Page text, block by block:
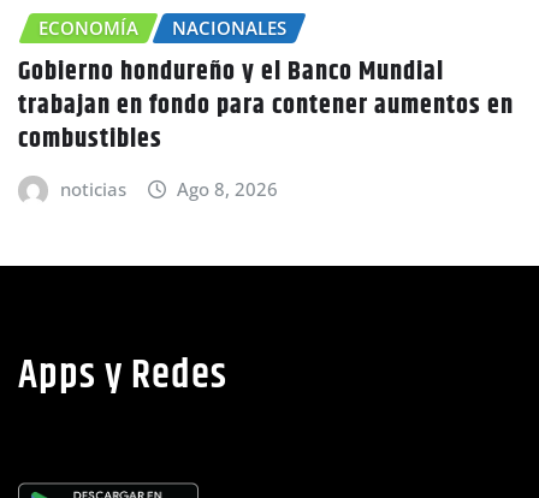
NACIONALES
hondureño y el Banco Mundial
en fondo para contener aumentos en
Ago 8, 2026
Apps y Redes